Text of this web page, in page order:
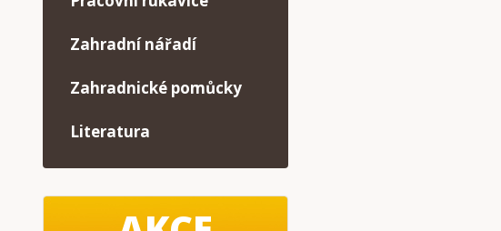
Zahradní nářadí
Zahradnické pomůcky
Literatura